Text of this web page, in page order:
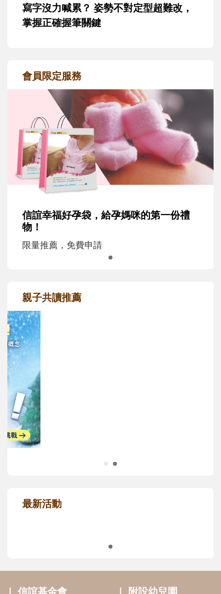
寫字沒力喊累？ 姿勢不對定型超難改，
掌握正確握筆關鍵
會員限定服務
信誼幸福好孕袋，給孕媽咪的第一份禮
物！
限量推薦，免費申請
親子共讀推薦
最新活動